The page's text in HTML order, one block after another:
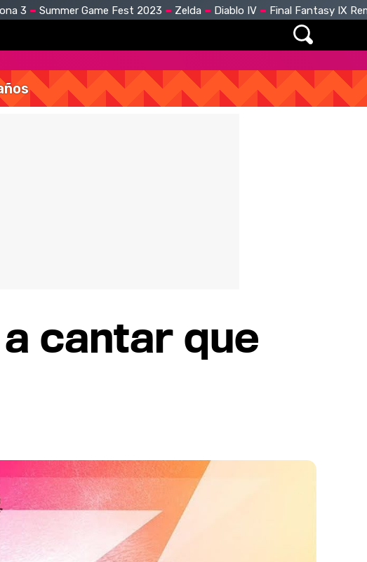
3 Summer Game Fest 2023 Zelda Diablo IV Final Fantasy IX
cantar que